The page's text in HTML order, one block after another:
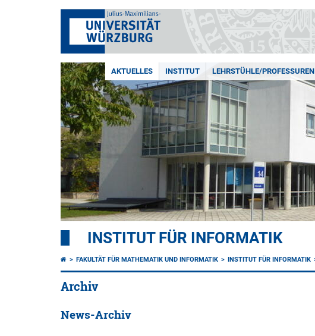
AKTUELLES INSTITUT LEHRSTÜHLE/PROFESSUREN
INSTITUT FÜR INFORMATIK
FAKULTÄT FÜR MATHEMATIK UND INFORMATIK INSTITUT FÜR INFORMATIK
Archiv
News-Archiv